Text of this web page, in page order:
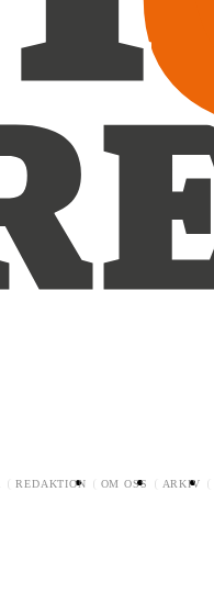
REDAKTION OM OSS ARKIV